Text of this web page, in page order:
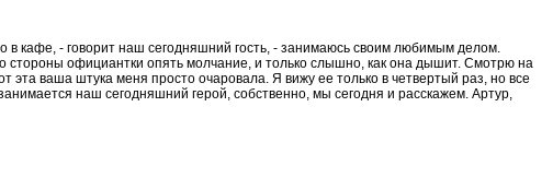
в кафе, - говорит наш сегодняшний гость, - занимаюсь своим любимым делом.
официантки опять молчание, и только слышно, как она дышит. Смотрю на
эта ваша штука меня просто очаровала. Я вижу ее только в четвертый раз, но все
наш сегодняшний герой, собственно, мы сегодня и расскажем. Артур,